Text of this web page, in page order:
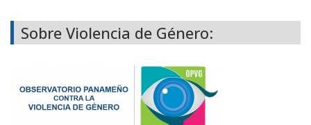
Sobre Violencia de Género: